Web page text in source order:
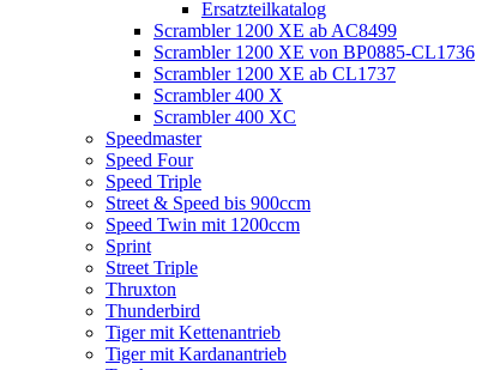
Ersatzteilkatalog
Scrambler 1200 XE ab AC8499
Scrambler 1200 XE von BP0885-CL1736
Scrambler 1200 XE ab CL1737
Scrambler 400 X
Scrambler 400 XC
Speedmaster
Speed Four
Speed Triple
Street & Speed bis 900ccm
Speed Twin mit 1200ccm
Sprint
Street Triple
Thruxton
Thunderbird
Tiger mit Kettenantrieb
Tiger mit Kardanantrieb